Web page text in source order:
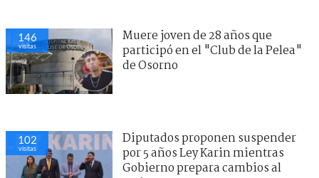
146
visitas
Muere joven de 28 años que
participó en el "Club de la Pelea"
de Osorno
102
visitas
Diputados proponen suspender
por 5 años Ley Karin mientras
Gobierno prepara cambios al